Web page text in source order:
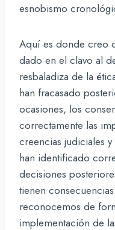
esnobismo
Aquí es donde creo
dado en el clavo al
resbaladiza de la
han fracasado
ocasiones, los
correctamente las
creencias judiciales
han identificado
decisiones
tienen
reconocemos de
implementación de